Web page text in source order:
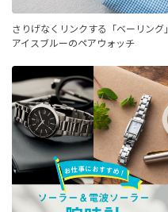
さりげなくリンクする「ベーリング」
アイスブルーのペアウォッチ